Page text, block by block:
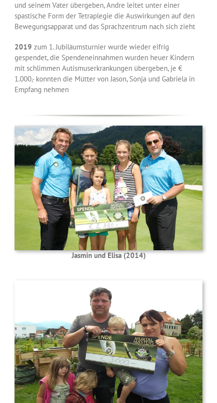
und seinem Vater übergeben, Andre leitet unter einer
spastische Form der Tetraplegie die Auswirkungen auf den
Bewegungsapparat und das Sprachzentrum nach sich zieht
2019 zum 1. Jubiläumsturnier wurde wieder eifrig
gespendet, die Spendeneinnahmen wurden heuer Kindern
mit schlimmen Autismuserkrankungen übergeben, je €
1.000,- konnten die Mütter von Jason, Sonja und Gabriela in
Empfang nehmen
Jasmin und Elisa (2014)